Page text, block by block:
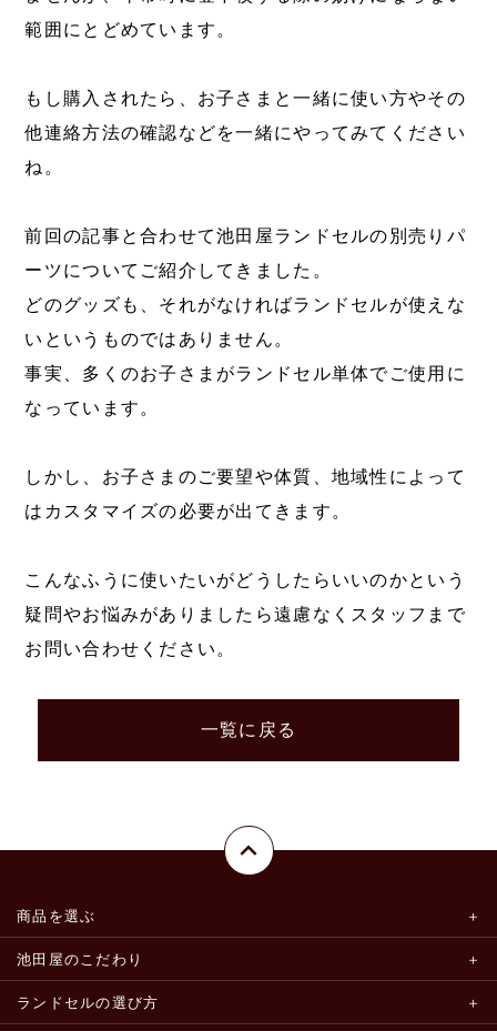
範囲にとどめています。
もし購入されたら、お子さまと一緒に使い方やその
他連絡方法の確認などを一緒にやってみてください
ね。
前回の記事と合わせて池田屋ランドセルの別売りパ
ーツについてご紹介してきました。
どのグッズも、それがなければランドセルが使えな
いというものではありません。
事実、多くのお子さまがランドセル単体でご使用に
なっています。
しかし、お子さまのご要望や体質、地域性によって
はカスタマイズの必要が出てきます。
こんなふうに使いたいがどうしたらいいのかという
疑問やお悩みがありましたら遠慮なくスタッフまで
お問い合わせください。
一覧に戻る
商品を選ぶ
池田屋のこだわり
ランドセルの選び方